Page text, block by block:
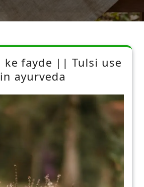
ke fayde || Tulsi use
in ayurveda